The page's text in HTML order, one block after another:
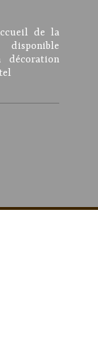
de la
décoration